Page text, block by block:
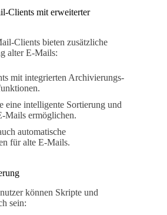
Clients mit erweiterter
Clients bieten zusätzliche
alter E-Mails:
mit integrierten Archivierungs-
eine intelligente Sortierung und
Mails ermöglichen.
automatische
für alte E-Mails.
können Skripte und
sein: